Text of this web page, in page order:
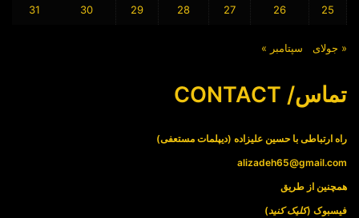
25
26
27
28
29
30
31
« جولای سپتامبر »
تماس/ CONTACT
راه ارتباطی با حسین علیزاده (دیپلمات مستعفی)
alizadeh65@gmail.com
همچنین از طریق
فیسبوک (کلیک کنید)